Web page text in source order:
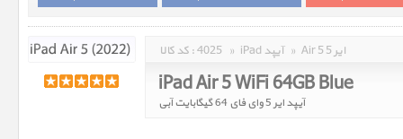
کد کالا : 4025 » iPad آیپد » Air 5 ایر 5
iPad Air 5 WiFi 64GB Blue
آیپد ایر 5 وای فای 64 گیگابایت آبی